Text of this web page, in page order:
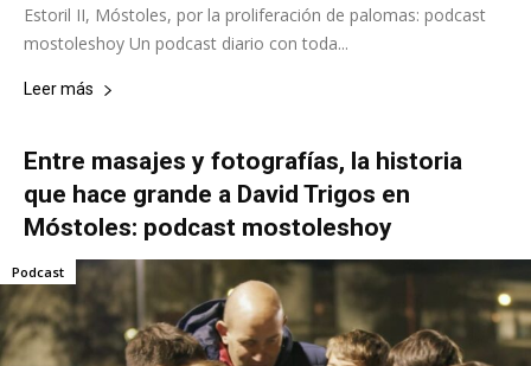
Estoril II, Móstoles, por la proliferación de palomas: podcast
mostoleshoy Un podcast diario con toda...
Leer más
Entre masajes y fotografías, la historia
que hace grande a David Trigos en
Móstoles: podcast mostoleshoy
Podcast